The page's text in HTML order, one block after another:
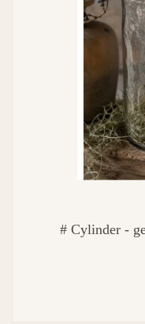
# Cylinder -